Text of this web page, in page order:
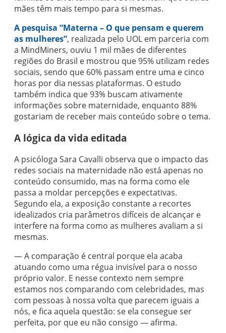
mães têm mais tempo para si mesmas.
A pesquisa “Materna – O que pensam e querem
as mulheres”, realizada pelo UOL em parceria com
a MindMiners, ouviu 1 mil mães de diferentes
regiões do Brasil e mostrou que 95% utilizam redes
sociais, sendo que 60% passam entre uma e cinco
horas por dia nessas plataformas. O estudo
também indica que 93% buscam ativamente
informações sobre maternidade, enquanto 88%
gostariam de receber mais conteúdo sobre o tema.
A lógica da vida editada
A psicóloga Sara Cavalli observa que o impacto das
redes sociais na maternidade não está apenas no
conteúdo consumido, mas na forma como ele
passa a moldar percepções e expectativas.
Segundo ela, a exposição constante a recortes
idealizados cria parâmetros difíceis de alcançar e
interfere na forma como as mulheres avaliam a si
mesmas.
— A comparação é central porque ela acaba
atuando como uma régua invisível para o nosso
próprio valor. E nesse contexto nem sempre
estamos nos comparando com celebridades, mas
com pessoas à nossa volta que parecem iguais a
nós, e fica aquela questão: se ela consegue ser
perfeita, por que eu não consigo — afirma.